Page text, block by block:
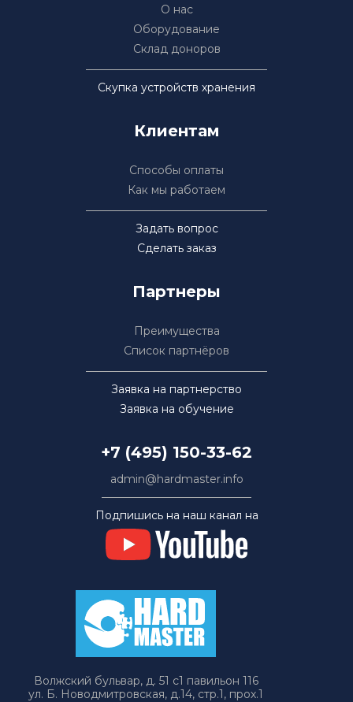
О нас
Оборудование
Склад доноров
Скупка устройств хранения
Клиентам
Способы оплаты
Как мы работаем
Задать вопрос
Сделать заказ
Партнеры
Преимущества
Список партнёров
Заявка на партнерство
Заявка на обучение
+7 (495) 150-33-62
admin@hardmaster.info
Подпишись на наш канал на
Волжский бульвар, д. 51 с1 павильон 116
ул. Б. Новодмитровская, д.14, стр.1, прох.1